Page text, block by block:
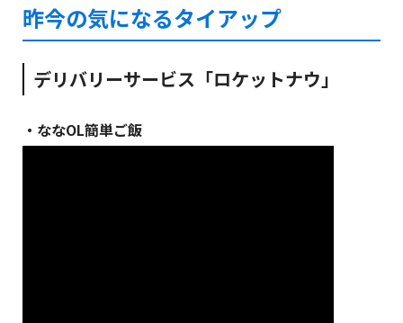
昨今の気になるタイアップ
デリバリーサービス「ロケットナウ」
・ななOL簡単ご飯